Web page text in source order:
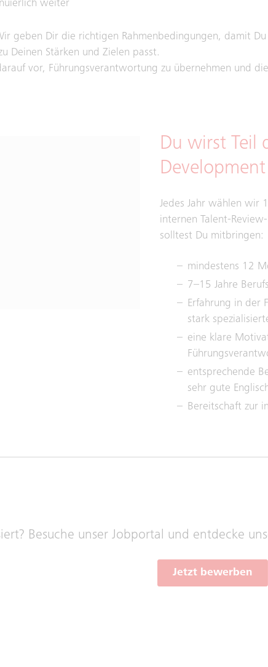
weiter
geben Dir die richtigen Rahmenbedingungen, damit
Deinen Stärken und Zielen passt.
vor, Führungsverantwortung zu übernehmen und
Du wirst Teil
Jedes Jahr wählen wir
internen Talent-
solltest Du mitbringen:
mindestens 12
7–15 Jahre
Erfahrung in der
stark
eine klare
entsprechende
sehr gute
Bereitschaft zur
Besuche unser Jobportal und entdecke
Jetzt bewerben